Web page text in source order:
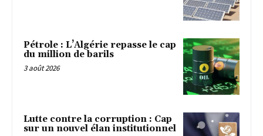
Pétrole : L’Algérie repasse le cap
du million de barils
3 août 2026
Lutte contre la corruption : Cap
sur un nouvel élan institutionnel